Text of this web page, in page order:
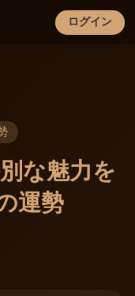
ログイン
×
な魅力を
運勢